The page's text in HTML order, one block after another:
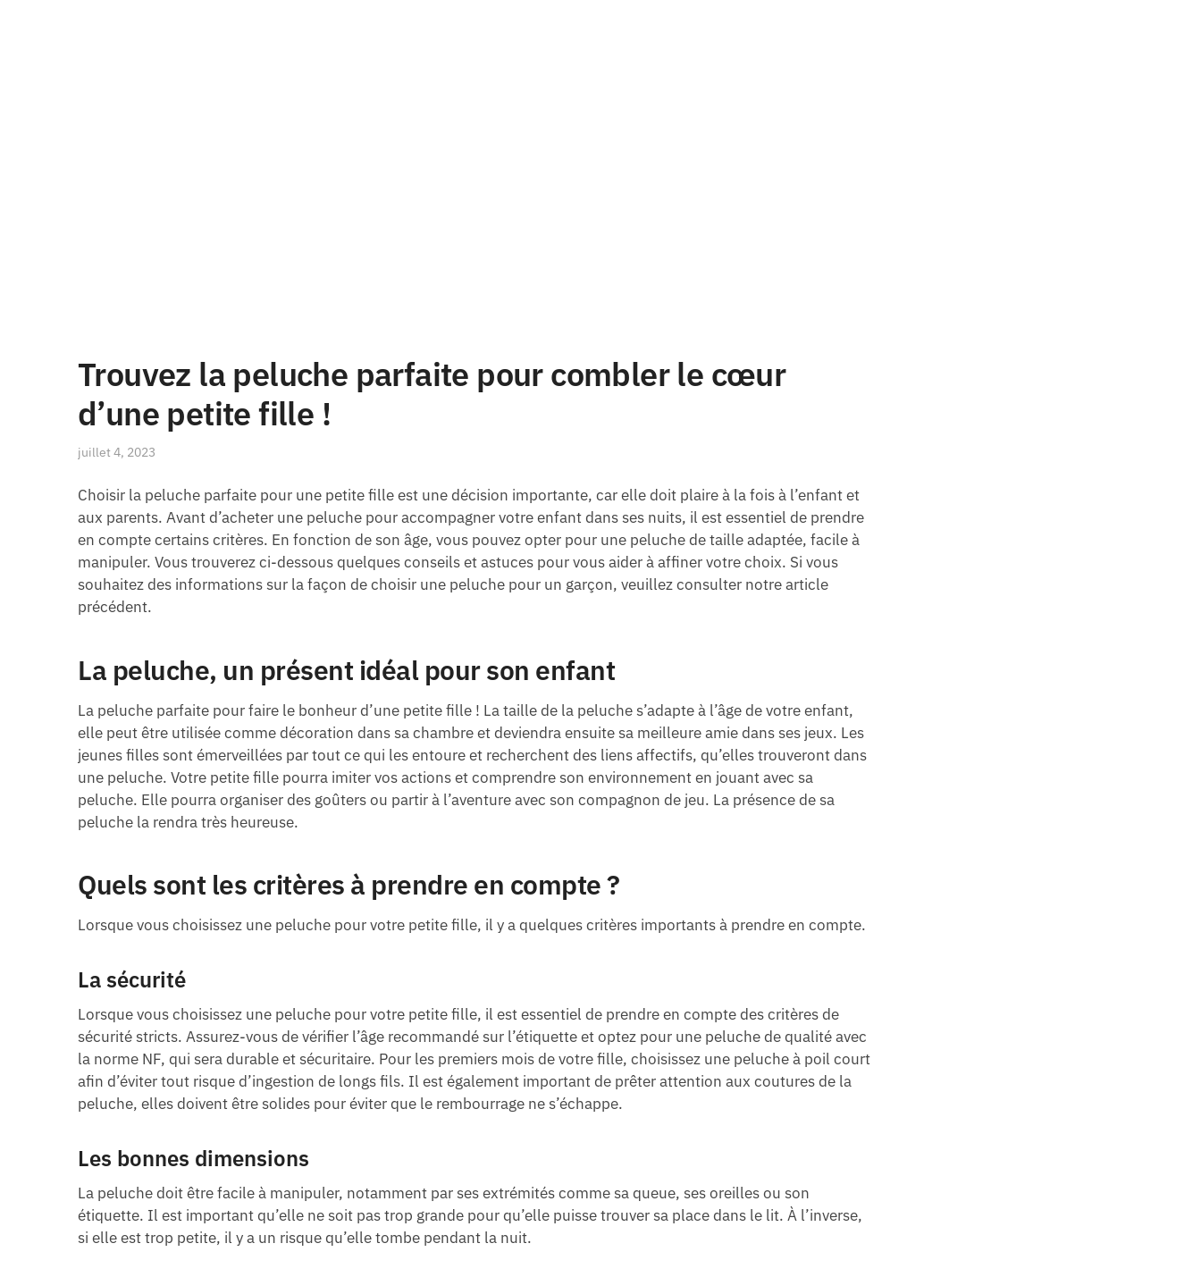
Trouvez la peluche parfaite pour combler le cœur
d’une petite fille !
juillet 4, 2023
Choisir la peluche parfaite pour une petite fille est une décision importante, car elle doit plaire à la fois à l’enfant et
aux parents. Avant d’acheter une peluche pour accompagner votre enfant dans ses nuits, il est essentiel de prendre
en compte certains critères. En fonction de son âge, vous pouvez opter pour une peluche de taille adaptée, facile à
manipuler. Vous trouverez ci-dessous quelques conseils et astuces pour vous aider à affiner votre choix. Si vous
souhaitez des informations sur la façon de choisir une peluche pour un garçon, veuillez consulter notre article
précédent.
La peluche, un présent idéal pour son enfant
La peluche parfaite pour faire le bonheur d’une petite fille ! La taille de la peluche s’adapte à l’âge de votre enfant,
elle peut être utilisée comme décoration dans sa chambre et deviendra ensuite sa meilleure amie dans ses jeux. Les
jeunes filles sont émerveillées par tout ce qui les entoure et recherchent des liens affectifs, qu’elles trouveront dans
une peluche. Votre petite fille pourra imiter vos actions et comprendre son environnement en jouant avec sa
peluche. Elle pourra organiser des goûters ou partir à l’aventure avec son compagnon de jeu. La présence de sa
peluche la rendra très heureuse.
Quels sont les critères à prendre en compte ?
Lorsque vous choisissez une peluche pour votre petite fille, il y a quelques critères importants à prendre en compte.
La sécurité
Lorsque vous choisissez une peluche pour votre petite fille, il est essentiel de prendre en compte des critères de
sécurité stricts. Assurez-vous de vérifier l’âge recommandé sur l’étiquette et optez pour une peluche de qualité avec
la norme NF, qui sera durable et sécuritaire. Pour les premiers mois de votre fille, choisissez une peluche à poil court
afin d’éviter tout risque d’ingestion de longs fils. Il est également important de prêter attention aux coutures de la
peluche, elles doivent être solides pour éviter que le rembourrage ne s’échappe.
Les bonnes dimensions
La peluche doit être facile à manipuler, notamment par ses extrémités comme sa queue, ses oreilles ou son
étiquette. Il est important qu’elle ne soit pas trop grande pour qu’elle puisse trouver sa place dans le lit. À l’inverse,
si elle est trop petite, il y a un risque qu’elle tombe pendant la nuit.